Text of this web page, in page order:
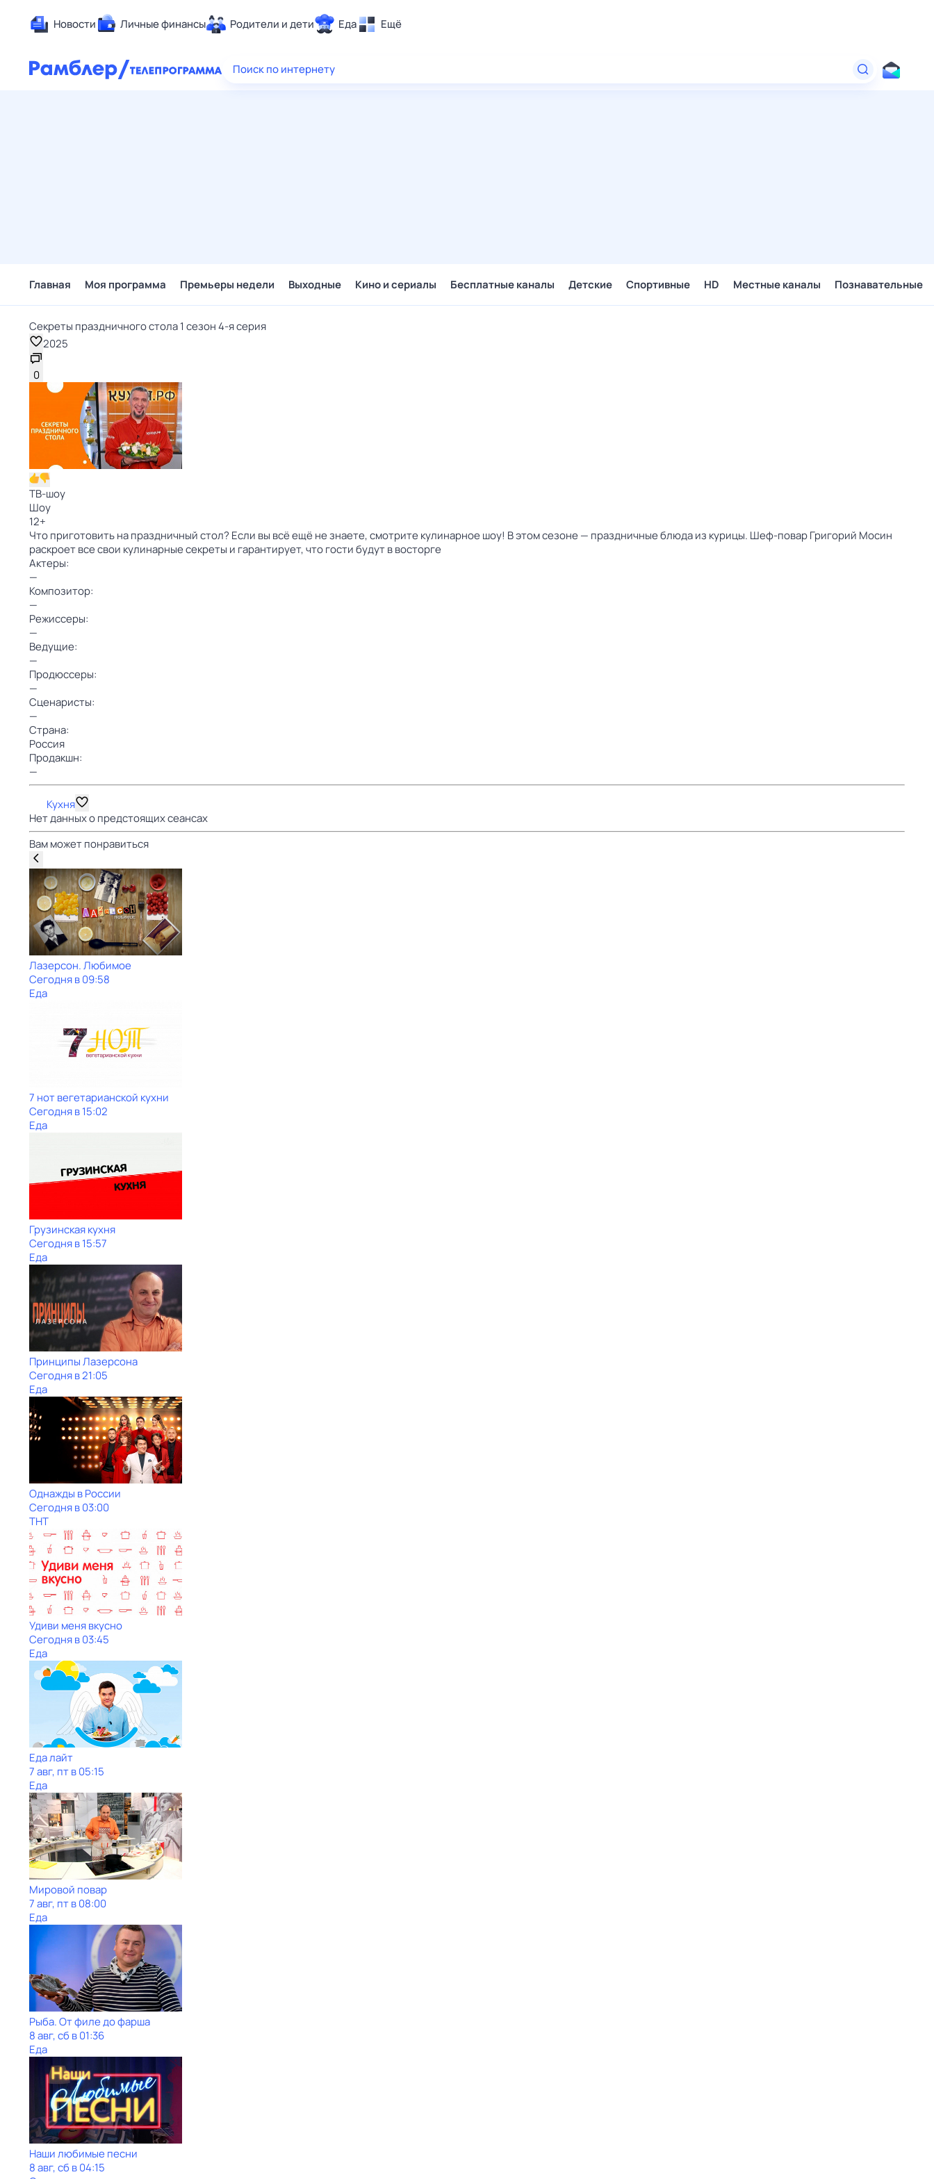
Новости Личные финансы Родители и дети Еда Ещё
Здоровье
Поиск по интернету
Главная Моя программа Премьеры недели Выходные Кино и сериалы Бесплатные каналы Детские Спортивные HD Местные каналы Познавательные
Секреты праздничного стола 1 сезон 4-я серия
2025
0
ТВ-шоу
Шоу
12+
Что приготовить на праздничный стол? Если вы всё ещё не знаете, смотрите кулинарное шоу! В этом сезоне — праздничные блюда из курицы. Шеф-повар Григорий Мосин
раскроет все свои кулинарные секреты и гарантирует, что гости будут в восторге
Актеры:
—
Композитор:
—
Режиссеры:
—
Ведущие:
—
Продюссеры:
—
Сценаристы:
—
Страна:
Россия
Продакшн:
—
Кухня
Нет данных о предстоящих сеансах
Вам может понравиться
Лазерсон. Любимое
Сегодня в 09:58
Еда
7 нот вегетарианской кухни
Сегодня в 15:02
Еда
Грузинская кухня
Сегодня в 15:57
Еда
Принципы Лазерсона
Сегодня в 21:05
Еда
Однажды в России
Сегодня в 03:00
ТНТ
Удиви меня вкусно
Сегодня в 03:45
Еда
Еда лайт
7 авг, пт в 05:15
Еда
Мировой повар
7 авг, пт в 08:00
Еда
Рыба. От филе до фарша
8 авг, сб в 01:36
Еда
Наши любимые песни
8 авг, сб в 04:15